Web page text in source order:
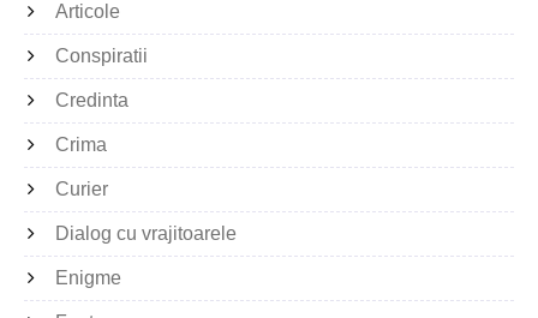
Articole
Conspiratii
Credinta
Crima
Curier
Dialog cu vrajitoarele
Enigme